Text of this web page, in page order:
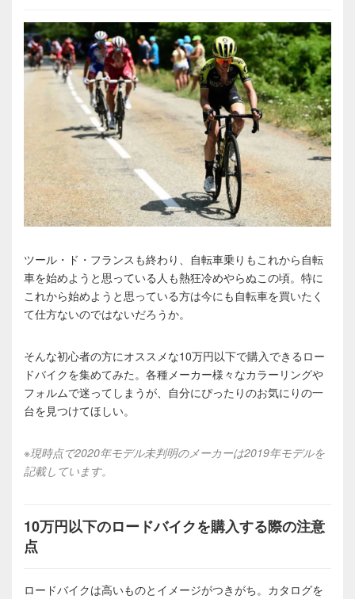
ツール・ド・フランスも終わり、自転車乗りもこれから自転
車を始めようと思っている人も熱狂冷めやらぬこの頃。特に
これから始めようと思っている方は今にも自転車を買いたく
て仕方ないのではないだろうか。
そんな初心者の方にオススメな10万円以下で購入できるロー
ドバイクを集めてみた。各種メーカー様々なカラーリングや
フォルムで迷ってしまうが、自分にぴったりのお気にりの一
台を見つけてほしい。
※現時点で2020年モデル未判明のメーカーは2019年モデルを
記載しています。
10万円以下のロードバイクを購入する際の注意
点
ロードバイクは高いものとイメージがつきがち。カタログを